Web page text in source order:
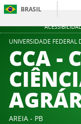
BRASIL
UNIVERSIDADE FEDERAL
CCA -
AREIA - PB